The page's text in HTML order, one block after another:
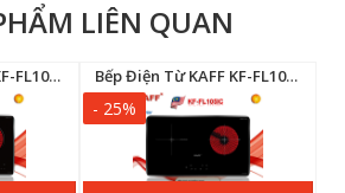
LIÊN QUAN
Bếp Điện Từ KAFF KF-FL101IC Bếp Điện Từ KAFF KF-FL105IC
- 25%